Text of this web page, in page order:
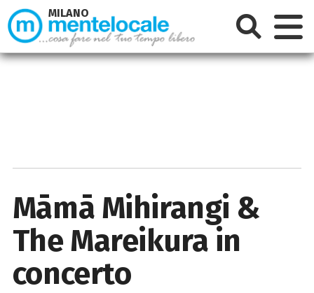
Māmā Mihirangi &
The Mareikura in
concerto
MILANO